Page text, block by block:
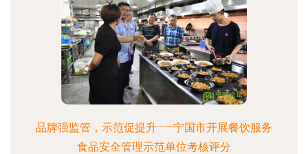
品牌强监管，示范促提升——宁国市开展餐饮服务
食品安全管理示范单位考核评分